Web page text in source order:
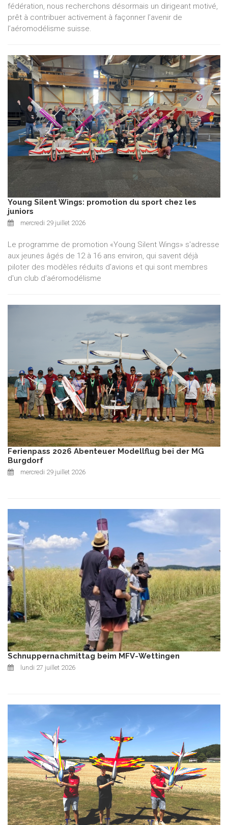
fédération, nous recherchons désormais un dirigeant motivé,
prêt à contribuer activement à façonner l’avenir de
l’aéromodélisme suisse.
Young Silent Wings: promotion du sport chez les
juniors
mercredi 29 juillet 2026
Le programme de promotion «Young Silent Wings» s'adresse
aux jeunes âgés de 12 à 16 ans environ, qui savent déjà
piloter des modèles réduits d'avions et qui sont membres
d'un club d'aéromodélisme
Ferienpass 2026 Abenteuer Modellflug bei der MG
Burgdorf
mercredi 29 juillet 2026
Schnuppernachmittag beim MFV-Wettingen
lundi 27 juillet 2026